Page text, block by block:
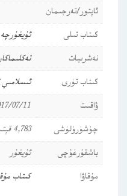
ئاپتور/تەرجىمان
كىتاب تىلى
ئۇيغۇرچە
نەشرىيات
كىتاب تۈرى
ۋاقىت
07/11
چۈشۈرۈلۈشى
4,783 قېتىم
باشقۇرغۇچى
ئۇيغۇر
مۇقاۋا
كىتاب